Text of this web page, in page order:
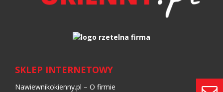
SKLEP INTERNETOWY
Nawiewnikokienny.pl – O firmie